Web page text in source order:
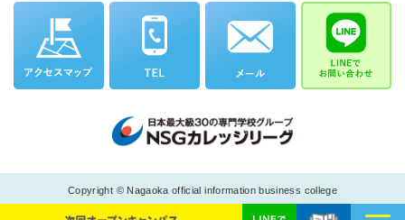
Copyright © Nagaoka official information business college